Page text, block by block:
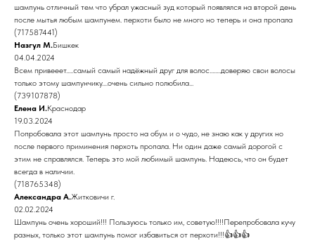
шампунь отличный тем что убрал ужасный зуд который появлялся на второй день
после мытья любым шампунем. перхоти было не много но теперь и она пропала
(717587441)
Назгул М.Бишкек
04.04.2024
Всем привееет.....самый самый надёжный друг для волос........доверяю свои волосы
только этому шампунчику....очень сильно полюбила...
(739107878)
Елена И.Краснодар
19.03.2024
Попробовала этот шампунь просто на обум и о чудо, не знаю как у других но
после первого приминения перхоть пропала. Ни один даже самый дорогой с
этим не справлялся. Теперь это мой любимый шампунь. Надеюсь, что он будет
всегда в наличии.
(718765348)
Александра А.Житковичи г.
02.02.2024
Шампунь очень хороший!!! Пользуюсь только им, советую!!!!Перепробовала кучу
разных, только этот шампунь помог избавиться от перхоти!!!👍👍👍